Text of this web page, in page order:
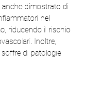
anche dimostrato di
nel
riducendo il rischio
Inoltre,
di patologie